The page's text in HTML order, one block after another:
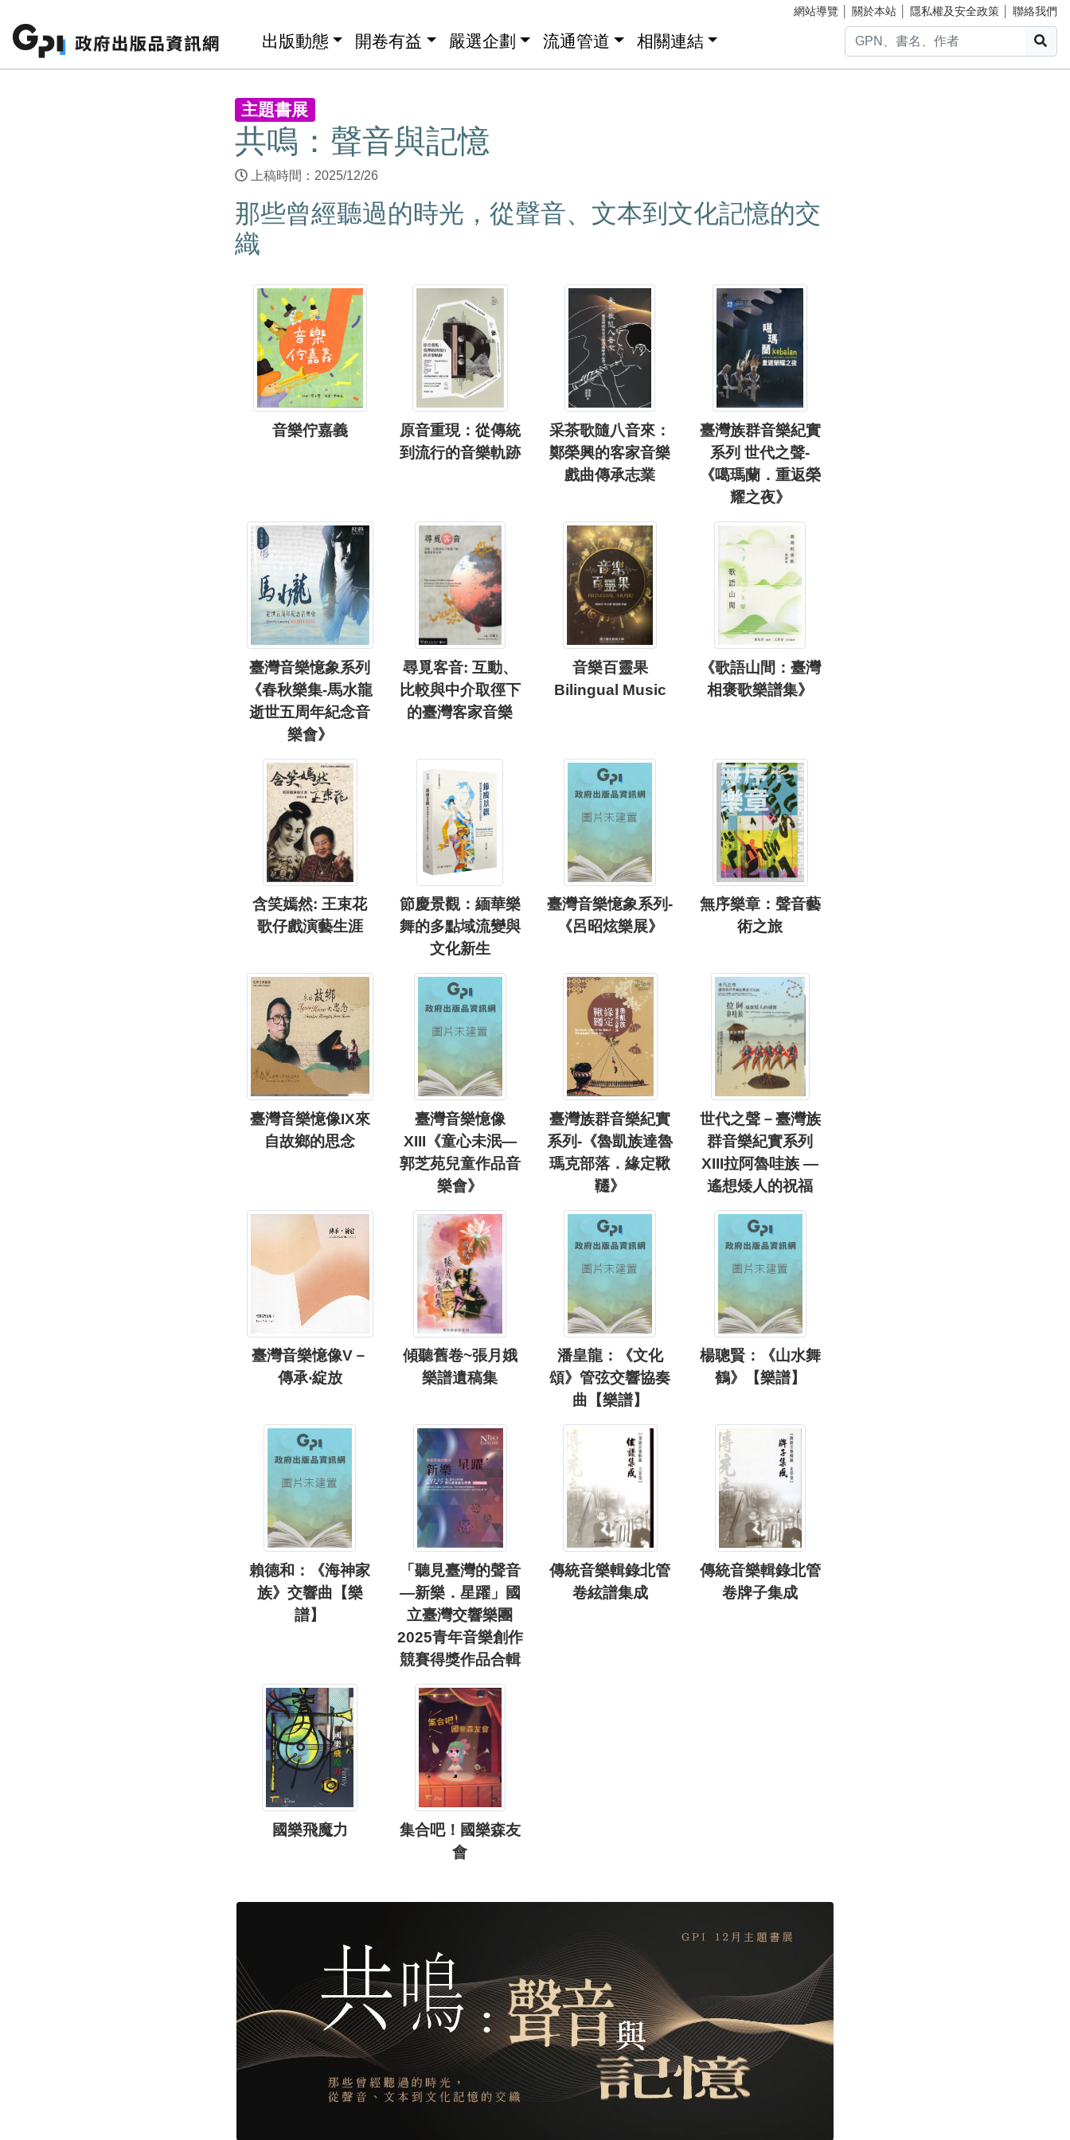
網站導覽 關於本站 隱私權及安全政策 聯絡我們
出版動態 開卷有益 嚴選企劃 流通管道 相關連結
主題書展
共鳴：聲音與記憶
上稿時間：2025/12/26
那些曾經聽過的時光，從聲音、文本到文化記憶的交
織
音樂佇嘉義
原音重現：從傳統
到流行的音樂軌跡
采茶歌隨八音來：
鄭榮興的客家音樂
戲曲傳承志業
臺灣族群音樂紀實
系列 世代之聲-
《噶瑪蘭．重返榮
耀之夜》
臺灣音樂憶象系列
《春秋樂集-馬水龍
逝世五周年紀念音
樂會》
尋覓客音: 互動、
比較與中介取徑下
的臺灣客家音樂
音樂百靈果
Bilingual Music
《歌語山間：臺灣
相褒歌樂譜集》
含笑嫣然: 王束花
歌仔戲演藝生涯
節慶景觀：緬華樂
舞的多點域流變與
文化新生
臺灣音樂憶象系列-
《呂昭炫樂展》
無序樂章：聲音藝
術之旅
臺灣音樂憶像IX來
自故鄉的思念
臺灣音樂憶像
XIII《童心未泯—
郭芝苑兒童作品音
樂會》
臺灣族群音樂紀實
系列-《魯凱族達魯
瑪克部落．緣定鞦
韆》
世代之聲－臺灣族
群音樂紀實系列
XIII拉阿魯哇族 —
遙想矮人的祝福
臺灣音樂憶像V－
傳承‧綻放
傾聽舊卷~張月娥
樂譜遺稿集
潘皇龍：《文化
頌》管弦交響協奏
曲【樂譜】
楊聰賢：《山水舞
鶴》【樂譜】
賴德和：《海神家
族》交響曲【樂
譜】
「聽見臺灣的聲音
—新樂．星躍」國
立臺灣交響樂團
2025青年音樂創作
競賽得獎作品合輯
傳統音樂輯錄北管
卷絃譜集成
傳統音樂輯錄北管
卷牌子集成
國樂飛魔力
集合吧！國樂森友
會